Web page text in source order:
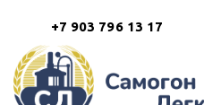
+7 903 796 13 17